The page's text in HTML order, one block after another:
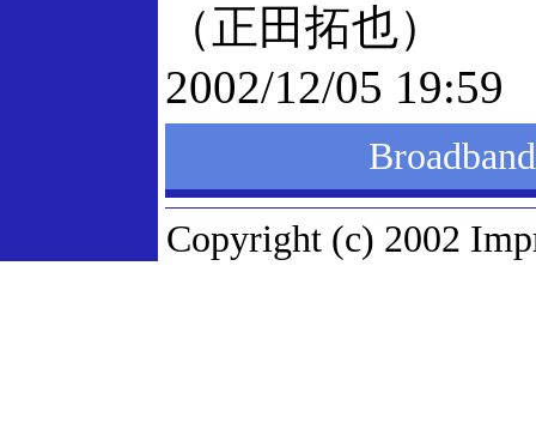
（正田拓也）
2002/12/05 19:59
Copyright (c) 2002